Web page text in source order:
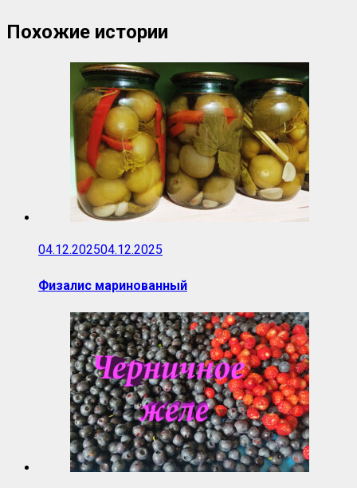
Похожие истории
04.12.202504.12.2025
Физалис маринованный